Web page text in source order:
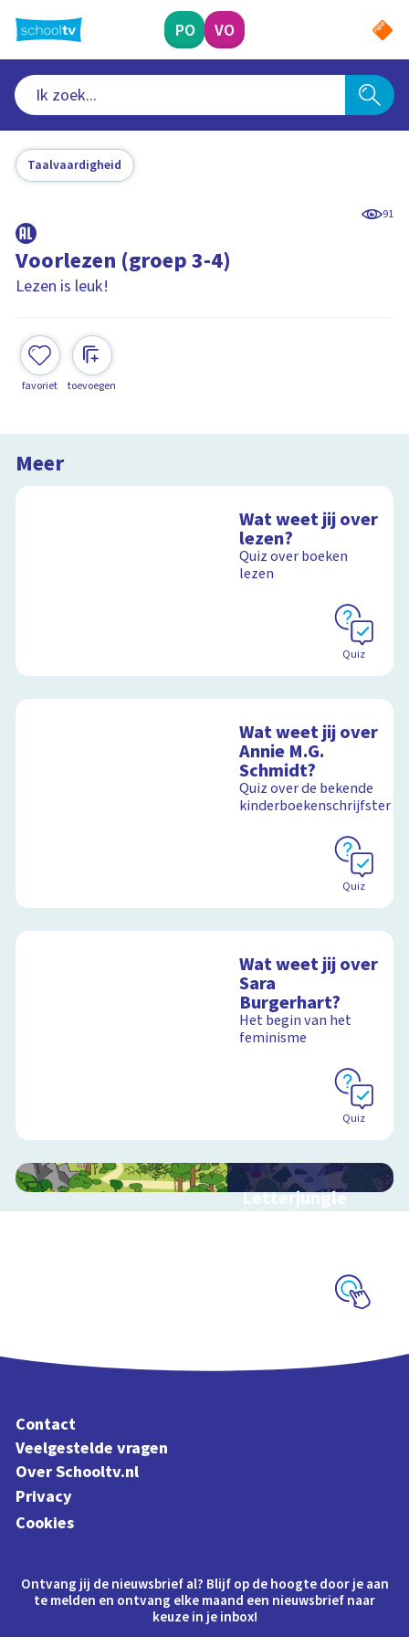
naar
hoofdinhoud
PO VO
Taalvaardigheid
91
Voorlezen (groep 3-4)
Lezen is leuk!
favoriet toevoegen
Meer
Wat weet jij over
lezen?
Quiz over boeken
lezen
Quiz
Wat weet jij over
Annie M.G.
Schmidt?
Quiz over de bekende
kinderboekenschrijfster
Quiz
Wat weet jij over
Sara
Burgerhart?
Het begin van het
feminisme
Quiz
Letterjungle
Interactieve
Contact
Veelgestelde vragen
Over Schooltv.nl
Privacy
Cookies
Ontvang jij de nieuwsbrief al? Blijf op de hoogte door je aan
te melden en ontvang elke maand een nieuwsbrief naar
keuze in je inbox!